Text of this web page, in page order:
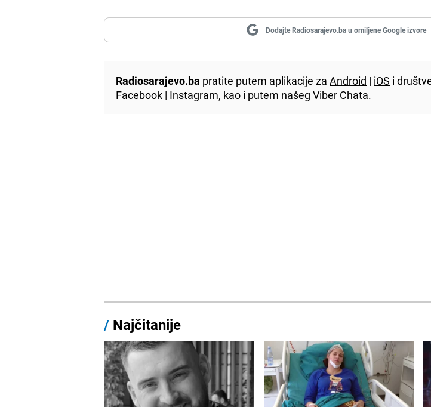
Dodajte Radiosarajevo.ba u omiljene Google izvore
Radiosarajevo.ba pratite putem aplikacije zaAndroid | iOS i
Facebook | Instagram, kao i putem našegViber Chata.
/ Najčitanije